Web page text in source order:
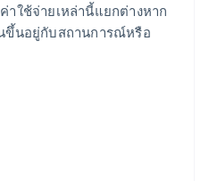
าใช้จ่ายเหล่านี้แยกต่างหาก
ขึ้นอยู่กับสถานการณ์หรือ